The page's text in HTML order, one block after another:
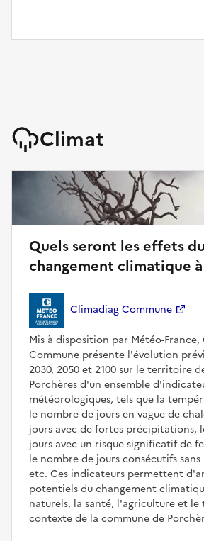
Climat
Quels seront les effets du
changement climatique à
Climadiag Commune
Mis à disposition par Météo-
Commune présente l'évolution
2030, 2050 et 2100 sur le territoire
Porchères d'un ensemble
météorologiques, tels que la
le nombre de jours en vague de
jours avec de fortes précipitations,
jours avec un risque significatif de
le nombre de jours consécutifs
etc. Ces indicateurs permettent
potentiels du changement
naturels, la santé, l'agriculture et le
contexte de la commune de